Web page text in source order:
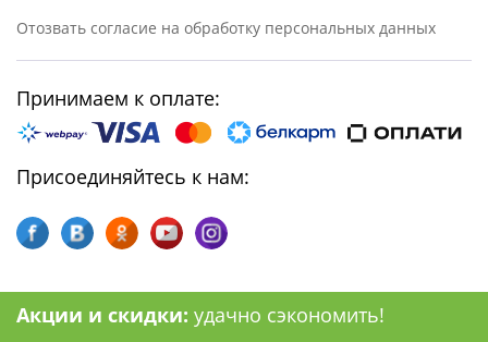
Отозвать согласие на обработку персональных данных
Принимаем к оплате:
Присоединяйтесь к нам:
Акции и скидки: удачно сэкономить!